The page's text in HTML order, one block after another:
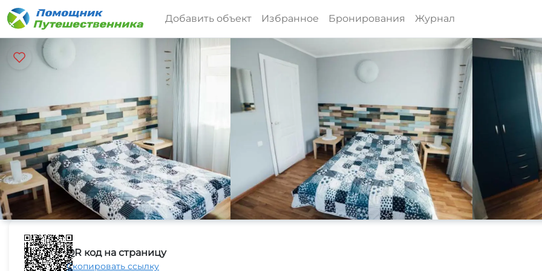
Добавить объект Избранное Бронирования Журнал
QR код на страницу
Скопировать ссылку